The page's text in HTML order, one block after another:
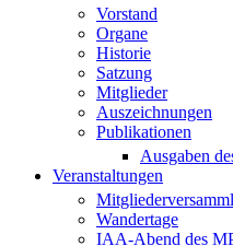
Vorstand
Organe
Historie
Satzung
Mitglieder
Auszeichnungen
Publikationen
Ausgaben
Veranstaltungen
Wandertage
IAA-Abend des